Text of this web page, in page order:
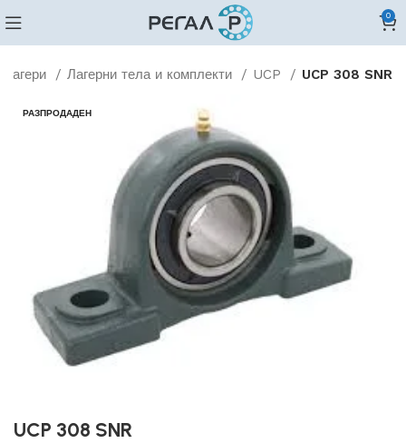
0
Лагери Лагерни тела и комплекти UCP UCP 308 SNR
РАЗПРОДАДЕН
UCP 308 SNR